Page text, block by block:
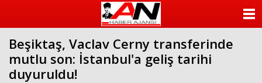
Beşiktaş, Vaclav Cerny transferinde
mutlu son: İstanbul'a geliş tarihi
duyuruldu!
KATEGORİLER